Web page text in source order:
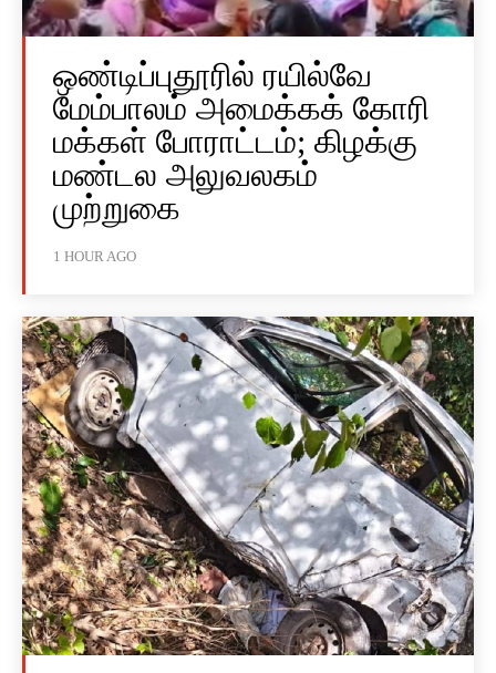
ஒண்டிப்புதூரில் ரயில்வே
மேம்பாலம் அமைக்கக் கோரி
மக்கள் போராட்டம்; கிழக்கு
மண்டல அலுவலகம்
முற்றுகை
1 HOUR AGO